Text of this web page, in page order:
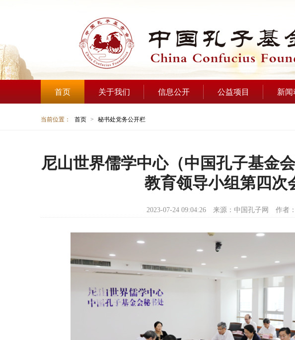
首页 关于我们 信息公开 公益项目 新闻
当前位置： 首页 > 秘书处党务公开栏
尼山世界儒学中心（中国孔子基金
教育领导小组第四次
2023-07-24 09:04:26 来源：中国孔子网 作者